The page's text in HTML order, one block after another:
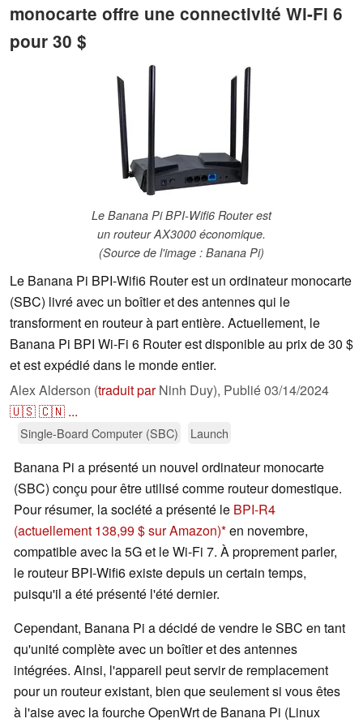
monocarte offre une connectivité Wi-Fi 6
pour 30 $
Le Banana Pi BPI-Wifi6 Router est
un routeur AX3000 économique.
(Source de l'image : Banana Pi)
Le Banana Pi BPI-Wifi6 Router est un ordinateur monocarte
(SBC) livré avec un boîtier et des antennes qui le
transforment en routeur à part entière. Actuellement, le
Banana Pi BPI Wi-Fi 6 Router est disponible au prix de 30 $
et est expédié dans le monde entier.
Alex Alderson (traduit parNinh Duy), Publié03/14/2024
🇺🇸🇨🇳 ...
Single-Board Computer (SBC) Launch
Banana Pi a présenté un nouvel ordinateur monocarte
(SBC) conçu pour être utilisé comme routeur domestique.
Pour résumer, la société a présenté le BPI-R4
(actuellement 138,99 $ sur Amazon) en novembre,
compatible avec la 5G et le Wi-Fi 7. À proprement parler,
le routeur BPI-Wifi6 existe depuis un certain temps,
puisqu'il a été présenté l'été dernier.
Cependant, Banana Pi a décidé de vendre le SBC en tant
qu'unité complète avec un boîtier et des antennes
intégrées. Ainsi, l'appareil peut servir de remplacement
pour un routeur existant, bien que seulement si vous êtes
à l'aise avec la fourche OpenWrt de Banana Pi (Linux